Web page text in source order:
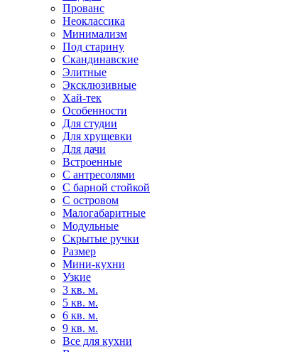
Прованс
Неоклассика
Минимализм
Под старину
Скандинавские
Элитные
Эксклюзивные
Хай-тек
Особенности
Для студии
Для хрущевки
Для дачи
Встроенные
С антресолями
С барной стойкой
С островом
Малогабаритные
Модульные
Скрытые ручки
Размер
Мини-кухни
Узкие
3 кв. м.
5 кв. м.
6 кв. м.
9 кв. м.
Все для кухни